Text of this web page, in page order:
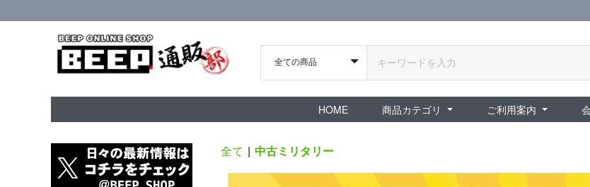
HOME
商品カテゴリ
ご利用案内
全て | 中古ミリタリー